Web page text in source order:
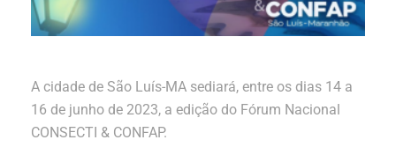
A cidade de São Luís-MA sediará, entre os dias 14 a
16 de junho de 2023, a edição do Fórum Nacional
CONSECTI & CONFAP.